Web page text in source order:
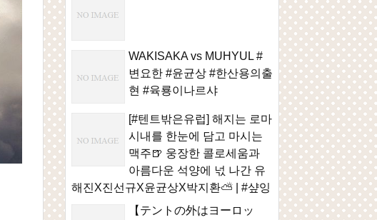
WAKISAKA vs MUHYUL #
변요한 #윤균상 #한산용의출
현 #육룡이나르샤
[#텐트밖은유럽] 해지는 로마
시내를 한눈에 담고 마시는
맥주🍺 웅장한 콜로세움과
아름다운 석양에 넋 나간 유
해진X진선규X윤균상X박지환⛅ | #샾잉
【テントの外はヨーロッ